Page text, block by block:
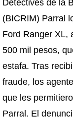
Detectives de la
(BICRIM) Parral
Ford Ranger XL,
500 mil pesos,
estafa. Tras
fraude, los
que les
Parral. El